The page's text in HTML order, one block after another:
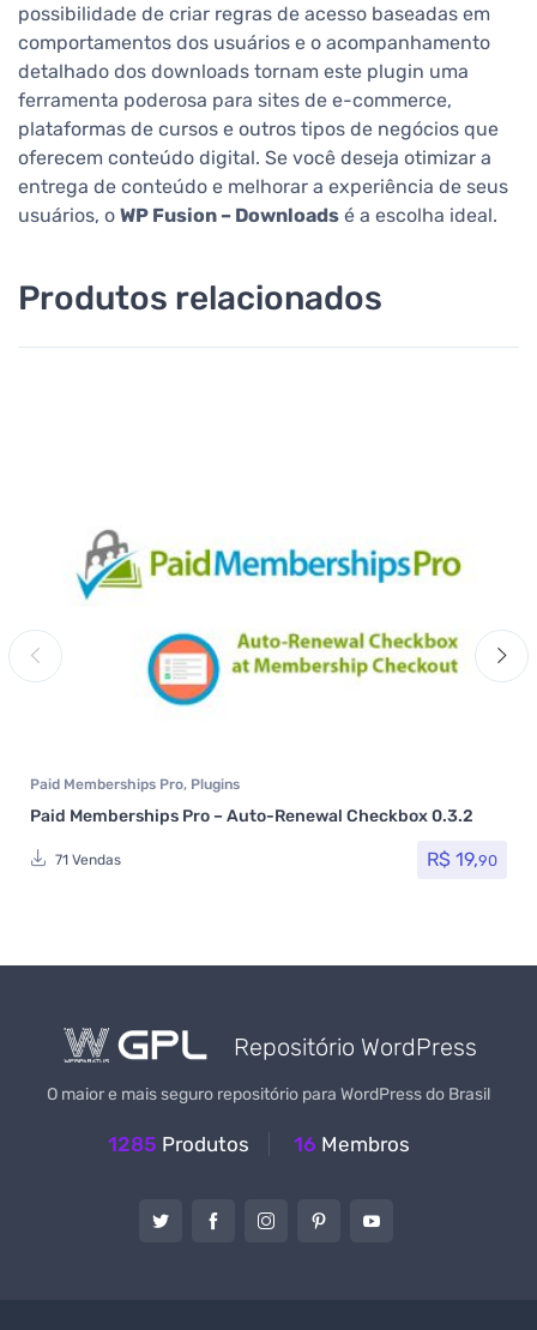
possibilidade de criar regras de acesso baseadas em
comportamentos dos usuários e o acompanhamento
detalhado dos downloads tornam este plugin uma
ferramenta poderosa para sites de e-commerce,
plataformas de cursos e outros tipos de negócios que
oferecem conteúdo digital. Se você deseja otimizar a
entrega de conteúdo e melhorar a experiência de seus
usuários, o WP Fusion – Downloads é a escolha ideal.
Produtos relacionados
Paid Memberships Pro, Plugins
Paid Memberships Pro – Auto-Renewal Checkbox 0.3.2
71 Vendas R$ 19,90
Repositório WordPress
O maior e mais seguro repositório para WordPress do Brasil
1285 Produtos 16 Membros